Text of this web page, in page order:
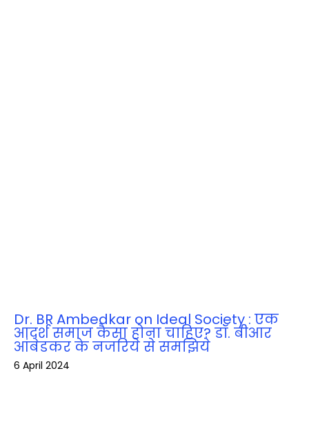
Dr. BR Ambedkar on Ideal Society : एक
आदर्श समाज कैसा होना चाहिए? डॉ. बीआर
आंबेडकर के नजरिये से समझिये
6 April 2024